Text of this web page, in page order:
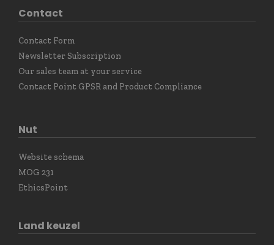
Contact
Contact Form
Newsletter Subscription
Our sales team at your service
Contact Point GPSR and Product Compliance
Nut
Website schema
MOG 231
EthicsPoint
Land keuzel